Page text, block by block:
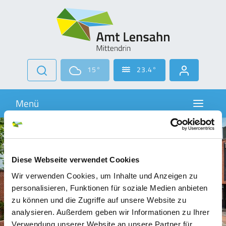
Diese Webseite verwendet Cookies
Wir verwenden Cookies, um Inhalte und Anzeigen zu
personalisieren, Funktionen für soziale Medien anbieten
zu können und die Zugriffe auf unsere Website zu
analysieren. Außerdem geben wir Informationen zu Ihrer
Verwendung unserer Website an unsere Partner für
Zur Navigation springen
Zum Inhalt springen
15° 23.4°
Menü